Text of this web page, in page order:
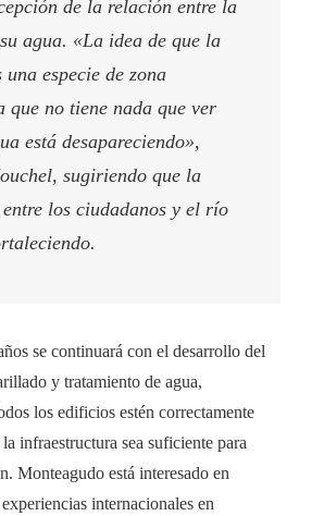
de la relación entre la
agua. «La idea de que la
una especie de zona
que no tiene nada que ver
está desapareciendo»,
sugiriendo que la
los ciudadanos y el río
se continuará con el desarrollo del
y tratamiento de agua,
los edificios estén correctamente
infraestructura sea suficiente para
Monteagudo está interesado en
internacionales en